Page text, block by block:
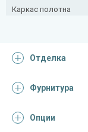
Каркас полотна
Притворная
Ребра жесткости
Отделка
Фурнитура
Опции